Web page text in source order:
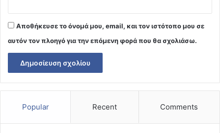
Αποθήκευσε το όνομά μου, email, και τον ιστότοπο μου σε
αυτόν τον πλοηγό για την επόμενη φορά που θα σχολιάσω.
Popular Recent Comments